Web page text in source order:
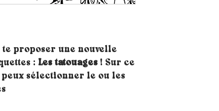
proposer une nouvelle
: Les tatouages ! Sur ce
sélectionner le ou les